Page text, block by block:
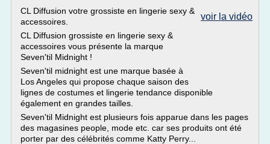
voir la vidéo
CL Diffusion votre grossiste en lingerie sexy &
accessoires.
CL Diffusion grossiste en lingerie sexy &
accessoires vous présente la marque
Seven'til Midnight !
Seven'til midnight est une marque basée à
Los Angeles qui propose chaque saison des
lignes de costumes et lingerie tendance disponible
également en grandes tailles.
Seven'til Midnight est plusieurs fois apparue dans les pages
des magasines people, mode etc. car ses produits ont été
porter par des célébrités comme Katty Perry...